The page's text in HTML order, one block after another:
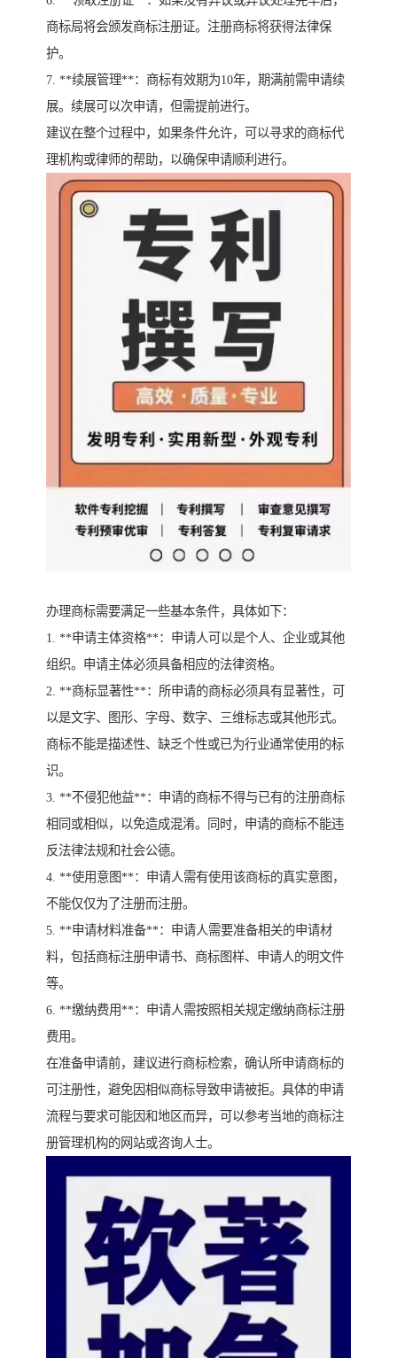
商标局将会颁发商标注册证。注册商标将获得法律保
护。
7. **续展管理**：商标有效期为10年，期满前需申请续
展。续展可以次申请，但需提前进行。
建议在整个过程中，如果条件允许，可以寻求的商标代
理机构或律师的帮助，以确保申请顺利进行。
办理商标需要满足一些基本条件，具体如下：
1. **申请主体资格**：申请人可以是个人、企业或其他
组织。申请主体必须具备相应的法律资格。
2. **商标显著性**：所申请的商标必须具有显著性，可
以是文字、图形、字母、数字、三维标志或其他形式。
商标不能是描述性、缺乏个性或已为行业通常使用的标
识。
3. **不侵犯他益**：申请的商标不得与已有的注册商标
相同或相似，以免造成混淆。同时，申请的商标不能违
反法律法规和社会公德。
4. **使用意图**：申请人需有使用该商标的真实意图，
不能仅仅为了注册而注册。
5. **申请材料准备**：申请人需要准备相关的申请材
料，包括商标注册申请书、商标图样、申请人的明文件
等。
6. **缴纳费用**：申请人需按照相关规定缴纳商标注册
费用。
在准备申请前，建议进行商标检索，确认所申请商标的
可注册性，避免因相似商标导致申请被拒。具体的申请
流程与要求可能因和地区而异，可以参考当地的商标注
册管理机构的网站或咨询人士。